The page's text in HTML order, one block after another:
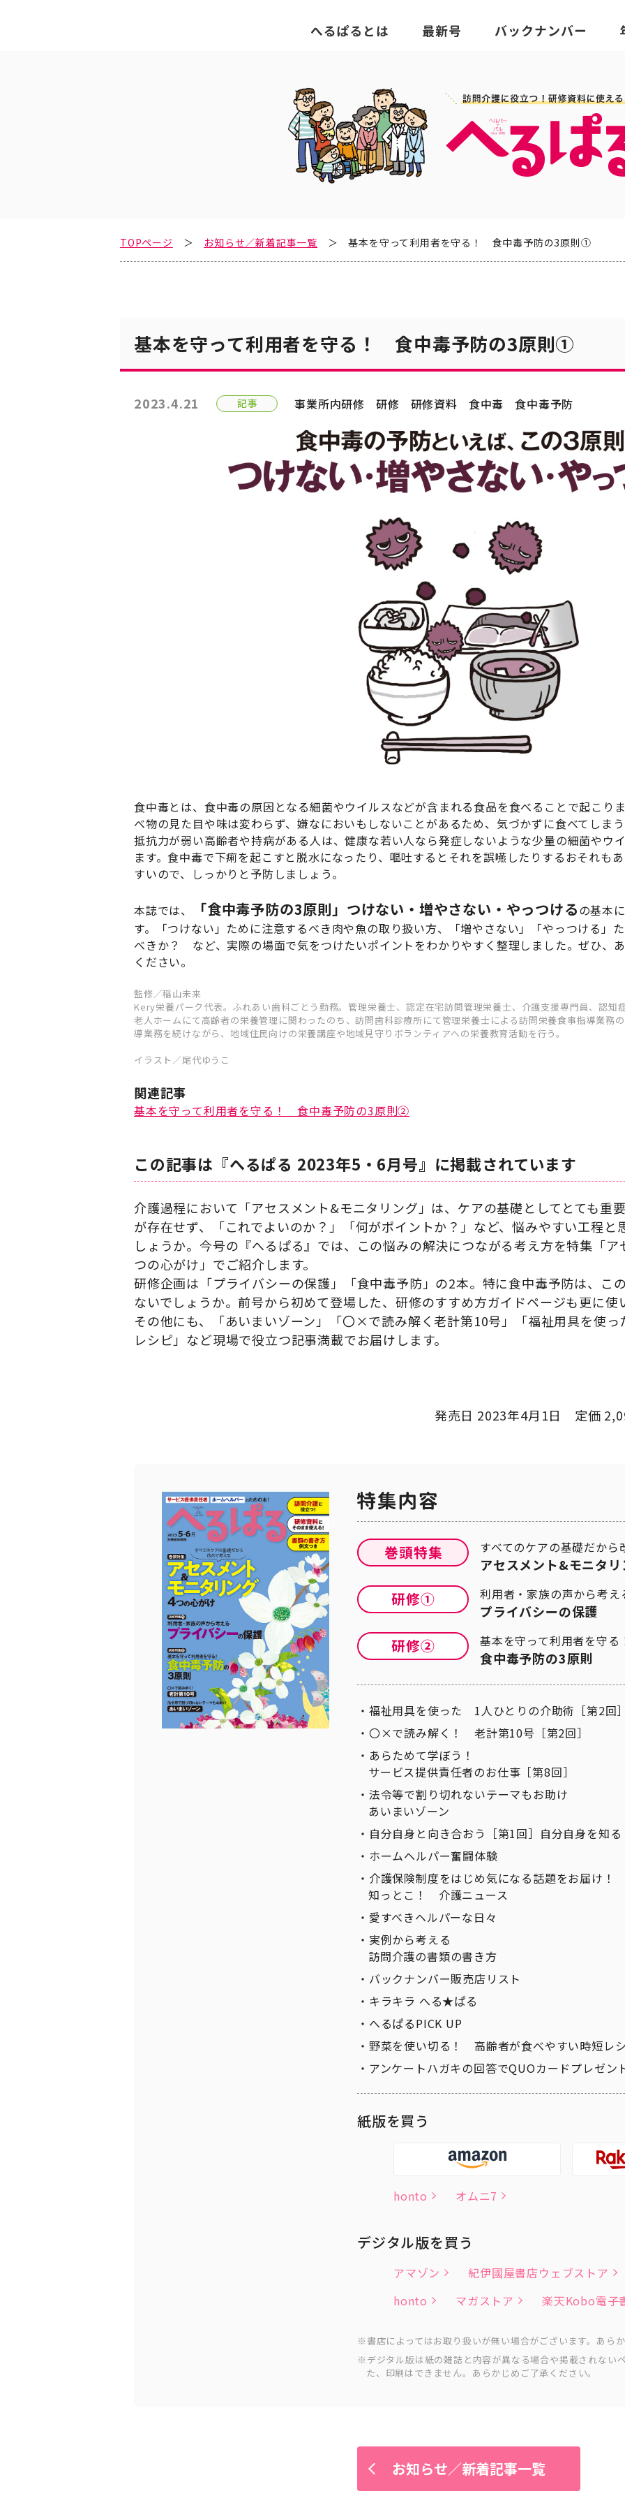
TOPページ お知らせ／新着記事一覧 基本を守って利用者を守る！ 食中毒予防の3原則①
基本を守って利用者を守る！ 食中毒予防の3原則①
2023.4.21 記事 事業所内研修 研修 研修資料 食中毒 食中毒予防
食中毒とは、食中毒の原因となる細菌やウイルスなどが含まれる食品を食べることで起こり
べ物の見た目や味は変わらず、嫌なにおいもしないことがあるため、気づかずに食べてしまう
抵抗力が弱い高齢者や持病がある人は、健康な若い人なら発症しないような少量の細菌やウ
ます。食中毒で下痢を起こすと脱水になったり、嘔吐するとそれを誤嚥したりするおそれも
すいので、しっかりと予防しましょう。
本誌では、 「食中毒予防の3原則」つけない・増やさない・やっつけるの基本
す。「つけない」ために注意するべき肉や魚の取り扱い方、「増やさない」「やっつける」
べきか？ など、実際の場面で気をつけたいポイントをわかりやすく整理しました。ぜひ、
ください。
監修／稲山未来
Kery栄養パーク代表。ふれあい歯科ごとう勤務。管理栄養士、認定在宅訪問管理栄養士、介護支援専門員、認知
老人ホームにて高齢者の栄養管理に関わったのち、訪問歯科診療所にて管理栄養士による訪問栄養食事指導業務
導業務を続けながら、地域住民向けの栄養講座や地域見守りボランティアへの栄養教育活動を行う。
イラスト／尾代ゆうこ
関連記事
基本を守って利用者を守る！ 食中毒予防の3原則②
この記事は『へるぱる 2023年5・6月号』に掲載されています
介護過程において「アセスメント&モニタリング」は、ケアの基礎としてとても重
が存在せず、「これでよいのか？」「何がポイントか？」など、悩みやすい工程と
しょうか。今号の『へるぱる』では、この悩みの解決につながる考え方を特集「
つの心がけ」でご紹介します。
研修企画は「プライバシーの保護」「食中毒予防」の2本。特に食中毒予防は、こ
ないでしょうか。前号から初めて登場した、研修のすすめ方ガイドページも更に使
その他にも、「あいまいゾーン」「〇×で読み解く老計第10号」「福祉用具を使
レシピ」など現場で役立つ記事満載でお届けします。
発売日 2023年4月1日 定価
すべてのケアの基礎だから
アセスメント&モニタ
利用者・家族の声から考え
プライバシーの保護
基本を守って利用者を守る
食中毒予防の3原則
福祉用具を使った 1人ひとりの介助術［第2回］
〇×で読み解く！ 老計第10号［第2回］
あらためて学ぼう！
サービス提供責任者のお仕事［第8回］
法令等で割り切れないテーマもお助け
あいまいゾーン
自分自身と向き合おう［第1回］自分自身を知る
ホームヘルパー奮闘体験
介護保険制度をはじめ気になる話題をお届け！
知っとこ！ 介護ニュース
愛すべきヘルパーな日々
実例から考える
訪問介護の書類の書き方
バックナンバー販売店リスト
キラキラ へる★ぱる
へるぱるPICK UP
野菜を使い切る！ 高齢者が食べやすい時短レ
アンケートハガキの回答でQUOカードプレゼン
紙版を買う
honto オムニ7
デジタル版を買う
アマゾン 紀伊國屋書店ウェブストア
honto
マガストア 楽天Kobo電子
書店によってはお取り扱いが無い場合がございます。あら
デジタル版は紙の雑誌と内容が異なる場合や掲載されない
た、印刷はできません。あらかじめご了承ください。
お知らせ／新着記事一覧